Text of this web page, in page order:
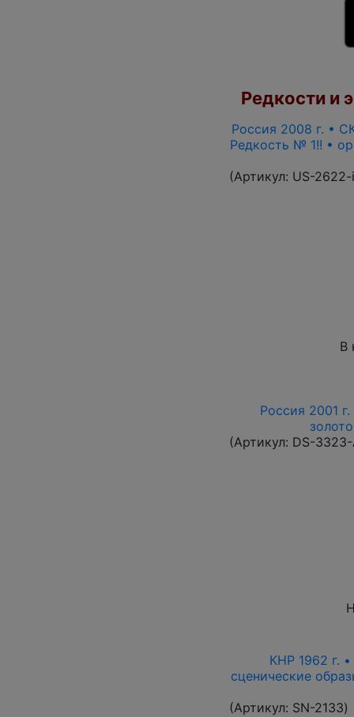
Редкости и
Россия 2008 г. •
Редкость № 1!! •
(Артикул: US-
В
Россия 2001
(Артикул: DS-
КНР 1962 г. •
сценические
(Артикул: SN-2133)